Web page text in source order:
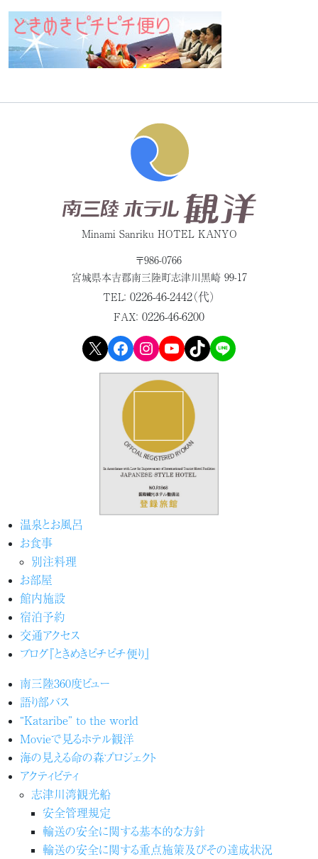
Minami Sanriku HOTEL KANYO
〒986-0766
宮城県本吉郡南三陸町志津川黒崎 99-17
TEL： 0226-46-2442（代）
FAX： 0226-46-6200
X Facebook Instagram YouTube TikTok LINE
温泉とお風呂
お食事
別注料理
お部屋
館内施設
宿泊予約
交通アクセス
ブログ『ときめきピチピチ便り』
南三陸360度ビュー
語り部バス
“Kataribe” to the world
Movieで見るホテル観洋
海の見える命の森プロジェクト
アクティビティ
志津川湾観光船
安全管理規定
輸送の安全に関する基本的な方針
輸送の安全に関する重点施策及びその達成状況